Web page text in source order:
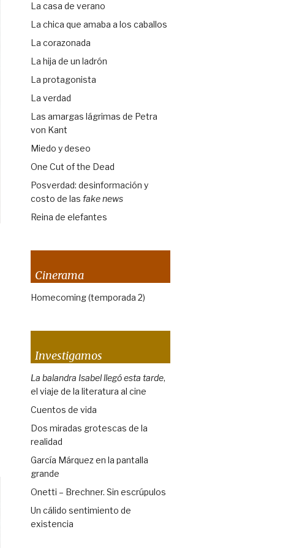
La casa de verano
La chica que amaba a los caballos
La corazonada
La hija de un ladrón
La protagonista
La verdad
Las amargas lágrimas de Petra
von Kant
Miedo y deseo
One Cut of the Dead
Posverdad: desinformación y
costo de las fake news
Reina de elefantes
Cinerama
Homecoming (temporada 2)
Investigamos
La balandra Isabel llegó esta tarde,
el viaje de la literatura al cine
Cuentos de vida
Dos miradas grotescas de la
realidad
García Márquez en la pantalla
grande
Onetti – Brechner. Sin escrúpulos
Un cálido sentimiento de
existencia